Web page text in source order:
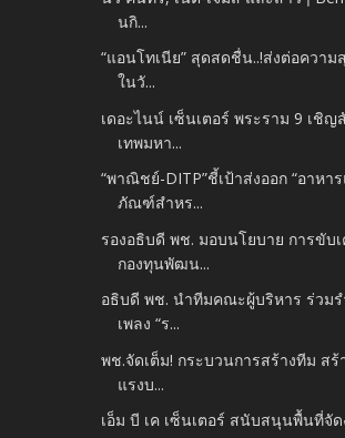
นกิ...
“แอนโทเนีย” สุดสดชื่น..!ส่งต่อความ
ในวั...
เดอะไนน์ เซ็นเตอร์ พระราม 9 เชิญ
เทพมหา...
“พาณิชย์-DITP”ชี้เป้าส่งออก “อาหา
ภัณฑ์สำหร...
รองอธิบดี พช. มอบนโยบาย การขับ
กองทุนพัฒน...
อธิบดี พช. นำทีมคณะผู้บริหาร ร่วมร
เพลง “ร...
พช.จัดเต็ม! กระบวนการสร้างทีม สร้
แรงบ...
เอ็ม บี เค เซ็นเตอร์ สนับสนุนพื้นที่จัด